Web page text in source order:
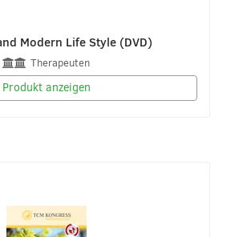
Modern Life Style (DVD)
Therapeuten
Produkt anzeigen